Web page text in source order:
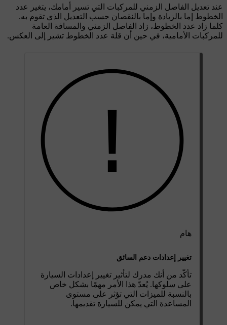
عند تعديل الفاصل الزمني للمركبات التي تسير أمامك، يتغير عدد
الخطوط إما بالزيادة وإما بالنقصان حسب التعديل الذي تقوم به.
كلما زاد عدد الخطوط، زاد الفاصل الزمني والمسافة العامة
للمركبات الأمامية، في حين أن قلة عدد الخطوط تشير إلى العكس.
هام
تغيير إعدادات دعم السائق
تأكّد من أنك مدرك لتأثير تغيير إعدادات السيارة
على سلوكها. يُعدّ هذا الأمر مهمًا بشكل خاص
بالنسبة للميزات التي تؤثر على مستوى
المساعدة التي يمكن للسيارة تقديمها.